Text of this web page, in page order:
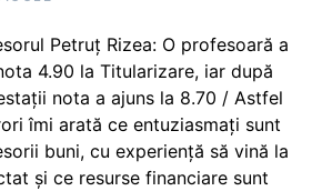
Petruț Rizea: O profesoară a
4.90 la Titularizare, iar după
nota a ajuns la 8.70 / Astfel
îmi arată ce entuziasmați sunt
buni, cu experiență să vină la
și ce resurse financiare sunt